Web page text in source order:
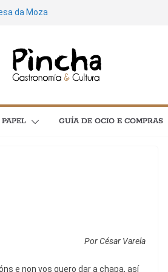
da Moza
quen
para
unha
GUÍA DE OCIO E COMPRAS
Por César Varela
e non vos quero dar a chapa, así